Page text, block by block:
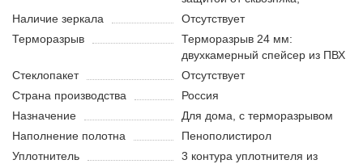
Наличие зеркала
Отсутствует
Терморазрыв
Терморазрыв 24 мм:
двухкамерный спейсер из ПВХ
Стеклопакет
Отсутствует
Страна производства
Россия
Назначение
Для дома, с терморазрывом
Наполнение полотна
Пенополистирол
Уплотнитель
3 контура уплотнителя из